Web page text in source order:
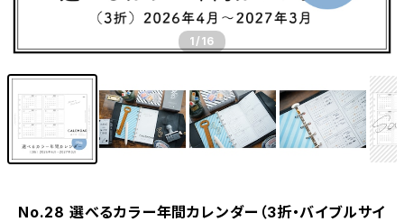
1 /16
No.28 選べるカラー年間カレンダー（3折・バイブルサイ